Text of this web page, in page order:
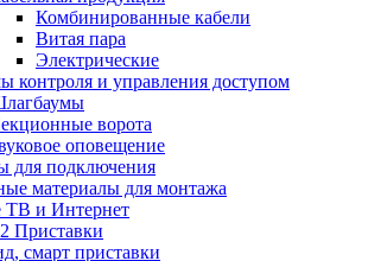
Комбинированные кабели
Витая пара
Электрические
контроля и управления доступом
ворота
оповещение
для подключения
материалы для монтажа
ТВ и Интернет
Приставки
смарт приставки